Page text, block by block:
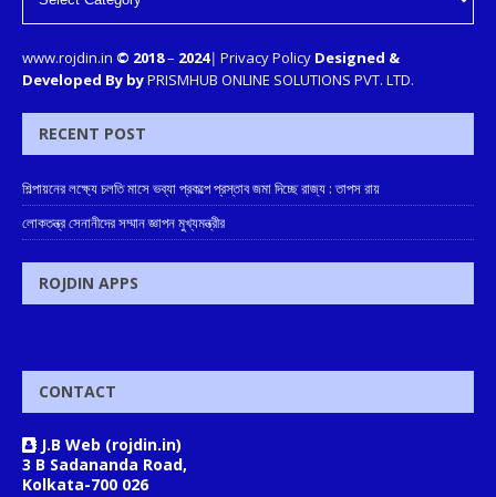
www.rojdin.in © 2018– 2024| Privacy Policy Designed &
Developed By byPRISMHUB ONLINE SOLUTIONS PVT. LTD.
RECENT POST
শিল্পায়নের লক্ষ্যে চলতি মাসে ভব্যা প্রকল্পে প্রস্তাব জমা দিচ্ছে রাজ্য : তাপস রায়
লোকতন্ত্র সেনানীদের সম্মান জ্ঞাপন মুখ্যমন্ত্রীর
ROJDIN APPS
CONTACT
J.B Web (rojdin.in)
3 B Sadananda Road,
Kolkata-700 026